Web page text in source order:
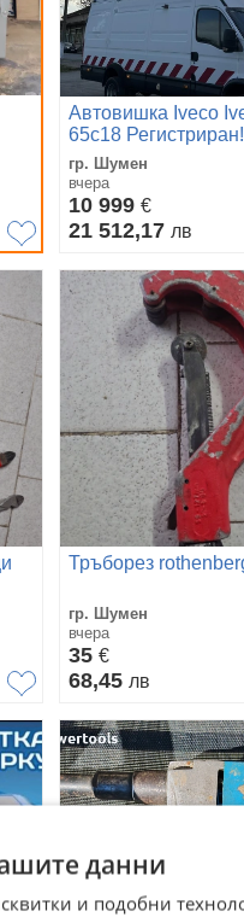
Автовишка Iveco
65c18
гр. Шумен
вчера
10 999 €
21 512,17 лв
Тръборез
гр. Шумен
вчера
35 €
68,45 лв
данни
и подобни